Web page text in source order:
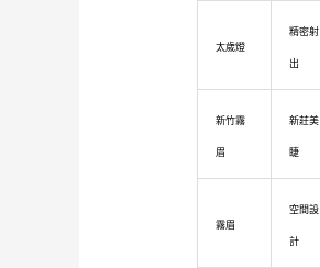
太歲燈
精密射
出
新竹霧
眉
新莊美
睫
霧眉
空間設
計